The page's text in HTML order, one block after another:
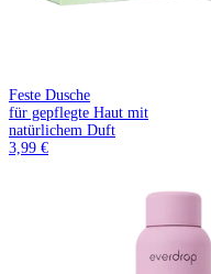
Feste Dusche
für gepflegte Haut mit
natürlichem Duft
3,99 €